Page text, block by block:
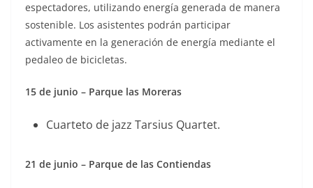
espectadores, utilizando energía generada de manera
sostenible. Los asistentes podrán participar
activamente en la generación de energía mediante el
pedaleo de bicicletas.
15 de junio – Parque las Moreras
Cuarteto de jazz Tarsius Quartet.
21 de junio – Parque de las Contiendas